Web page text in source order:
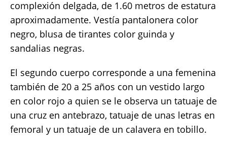
complexión delgada, de 1.60 metros de estatura
aproximadamente. Vestía pantalonera color
negro, blusa de tirantes color guinda y
sandalias negras.
El segundo cuerpo corresponde a una femenina
también de 20 a 25 años con un vestido largo
en color rojo a quien se le observa un tatuaje de
una cruz en antebrazo, tatuaje de unas letras en
femoral y un tatuaje de un calavera en tobillo.